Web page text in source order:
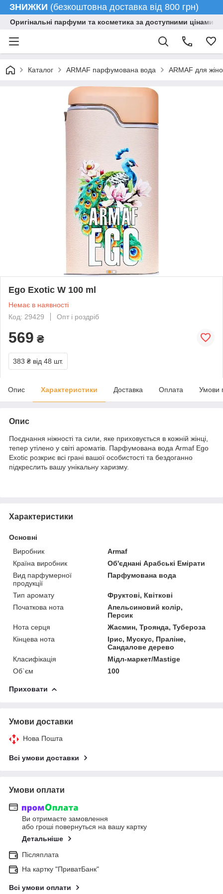
ЗНИЖКИ (безкоштовна доставка від 800 грн)
Оригінальні парфуми та косметика за доступними цінами
Каталог ARMAF парфумована вода ARMAF для
Ego Exotic W 100 ml
Немає в наявності
Код: 29429
Опт і роздріб
569 ₴
383 ₴ від 48 шт.
Опис Характеристики Доставка Оплата Умови
Опис
Поєднання ніжності та сили, яке приховується в кожній жінці,
тепер утілено у світі ароматів. Парфумована вода Armaf Ego
Exotic розкриє всі грані вашої особистості та бездоганно
підкреслить вашу унікальну харизму.
Характеристики
Основні
Виробник
Armaf
Країна виробник
Об'єднані Арабські Емірати
Вид парфумерної
продукції
Парфумована вода
Тип аромату
Фруктові, Квіткові
Початкова нота
Апельсиновий колір,
Персик
Нота серця
Жасмин, Троянда, Тубероза
Кінцева нота
Ірис, Мускус, Праліне,
Сандалове дерево
Класифікація
Мідл-маркет/Mastige
Об`єм
100
Приховати
Умови доставки
Нова Пошта
Всі умови доставки
Умови оплати
Ви отримаєте замовлення
або гроші повернуться на вашу картку
Детальніше
Післяплата
На картку "ПриватБанк"
Всі умови оплати